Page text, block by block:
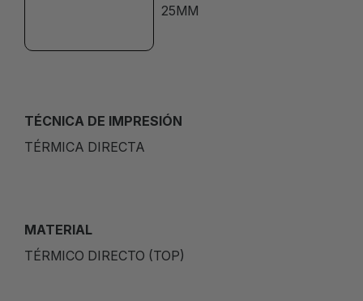
25MM
TÉCNICA DE IMPRESIÓN
TÉRMICA DIRECTA
MATERIAL
TÉRMICO DIRECTO (TOP)